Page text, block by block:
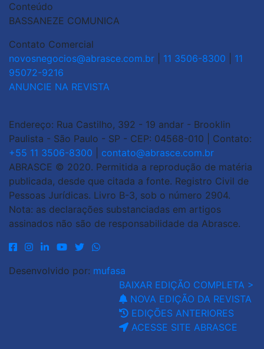
Conteúdo
BASSANEZE COMUNICA
Contato Comercial
novosnegocios@abrasce.com.br
11 3506-8300
11
95072-9216
ANUNCIE NA REVISTA
Endereço: Rua Castilho, 392 - 19 andar - Brooklin
Paulista - São Paulo - SP - CEP: 04568-010 | Contato:
+55 11 3506-8300
contato@abrasce.com.br
ABRASCE © 2020. Permitida a reprodução de matéria
publicada, desde que citada a fonte. Registro Civil de
Pessoas Jurídicas. Livro B-3, sob o número 2904.
Nota: as declarações substanciadas em artigos
assinados não são de responsabilidade da Abrasce.
Desenvolvido por: mufasa
BAIXAR EDIÇÃO COMPLETA >
NOVA EDIÇÃO DA REVISTA
EDIÇÕES ANTERIORES
ACESSE SITE ABRASCE